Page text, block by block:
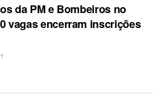
da PM e Bombeiros no
vagas encerram inscrições